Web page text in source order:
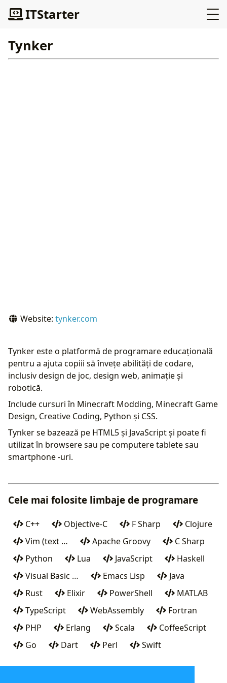
ITStarter
Tynker
Website: tynker.com
Tynker este o platformă de programare educațională
pentru a ajuta copiii să învețe abilități de codare,
inclusiv design de joc, design web, animație și
robotică.
Include cursuri în Minecraft Modding, Minecraft Game
Design, Creative Coding, Python și CSS.
Tynker se bazează pe HTML5 și JavaScript și poate fi
utilizat în browsere sau pe computere tablete sau
smartphone -uri.
Cele mai folosite limbaje de programare
C++ Objective-C F Sharp
Clojure
Vim (text …
Apache Groovy
C Sharp
Python
Lua JavaScript
Haskell
Visual Basic …
Emacs Lisp
Java
Rust
Elixir PowerShell
MATLAB
TypeScript
WebAssembly
Fortran
PHP
Erlang Scala
CoffeeScript
Go
Dart Perl Swift